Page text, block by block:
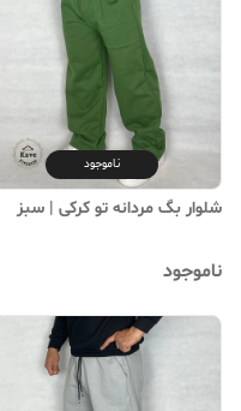
ناموجود
شلوار بگ مردانه تو کرکی | سبز
ناموجود